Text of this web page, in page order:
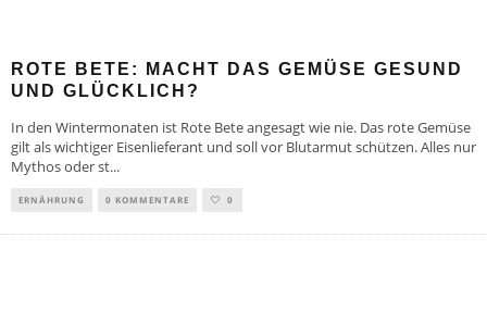
ROTE BETE: MACHT DAS GEMÜSE GESUND
UND GLÜCKLICH?
In den Wintermonaten ist Rote Bete angesagt wie nie. Das rote Gemüse
gilt als wichtiger Eisenlieferant und soll vor Blutarmut schützen. Alles nur
Mythos oder st...
ERNÄHRUNG 0 KOMMENTARE 0